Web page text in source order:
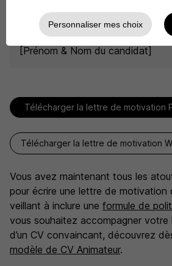
l’expression de mes sincères
[Prénom & Nom du candidat]
Télécharger la lettre de motivation
Télécharger la lettre de motivation
Vous avez maintenant tous les
pour écrire une lettre de motivation
veillant à inclure une formule de
vous souhaitez accompagner
d’un CV convaincant, découvrez
modèle de CV Animateur.
Personnaliser mes choix